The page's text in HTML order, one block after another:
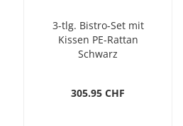
3-tlg. Bistro-Set mit
Kissen PE-Rattan
Schwarz
305.95 CHF